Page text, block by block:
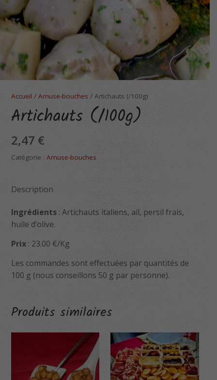
Accueil / Amuse-bouches / Artichauts (/100g)
Artichauts (/100g)
2,47 €
Catégorie : Amuse-bouches
Description
Ingrédients: Artichauts italiens, ail, persil frais,
huile d’olive.
Prix: 23.00 €/Kg
Les commandes sont effectuées par quantités de
100 g (nous conseillons 50 g par personne).
Produits similaires